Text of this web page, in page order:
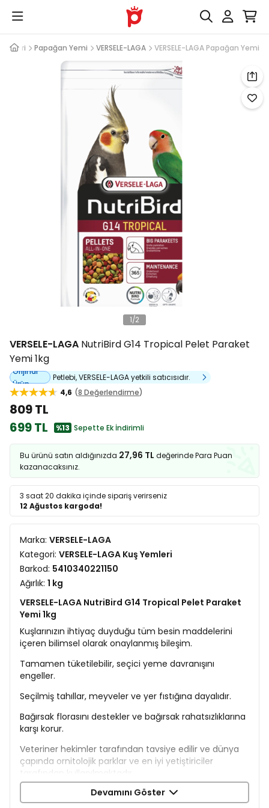
Papağan Yemi VERSELE-LAGA VERSELE-LAGA Papağan Yemi
1/2
VERSELE-LAGA NutriBird G14 Tropical Pelet Paraket
Yemi 1kg
Orijinal
Ürün
Petlebi, VERSELE-LAGA yetkili satıcısıdır.
4,6
8 Değerlendirme
809 TL
699 TL
%13 Sepette Ek İndirimli
Bu ürünü satın aldığınızda 27,96 TL değerinde Para Puan
kazanacaksınız.
3 saat 20 dakika içinde sipariş verirseniz
12 Ağustos kargoda!
Marka: VERSELE-LAGA
Kategori: VERSELE-LAGA Kuş Yemleri
Barkod: 5410340221150
Ağırlık: 1 kg
VERSELE-LAGA NutriBird G14 Tropical Pelet Paraket
Yemi 1kg
Kuşlarınızın ihtiyaç duyduğu tüm besin maddelerini
içeren bilimsel olarak onaylanmış bileşim.
Tamamen tüketilebilir, seçici yeme davranışını
engeller.
Seçilmiş tahıllar, meyveler ve yer fıstığına dayalıdır.
Bağırsak florasını destekler ve bağırsak rahatsızlıklarına
karşı korur.
Veteriner hekimler tarafından tavsiye edilir ve dünya
çapında ornitolojik parklar ve en iyi yetiştiriciler
tarafından kullanılmaktadır.
Devamını Göster